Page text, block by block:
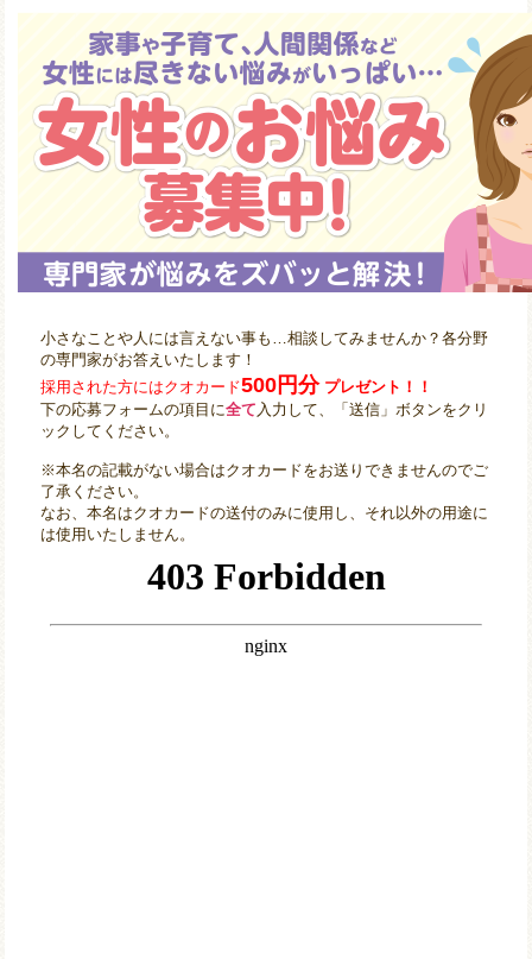
小さなことや人には言えない事も…相談してみませんか？各分野
の専門家がお答えいたします！
採用された方にはクオカード500円分プレゼント！！
下の応募フォームの項目に全て 入力して、「送信」ボタンをクリ
ックしてください。
※本名の記載がない場合はクオカードをお送りできませんのでご
了承ください。
なお、本名はクオカードの送付のみに使用し、それ以外の用途に
は使用いたしません。